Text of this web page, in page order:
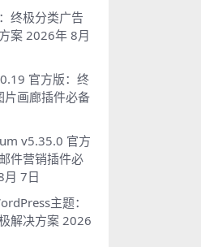
终极分类广告
案 2026年 8月
官方版：终
片画廊插件必备
v5.35.0 官方
件营销插件必
月 7日
主题：
解决方案 2026